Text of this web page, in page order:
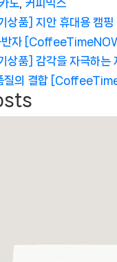
노 커피믹스
상품] 지안 휴대용 캠핑
반자
상품] 감각을 자극하는
질의 결합